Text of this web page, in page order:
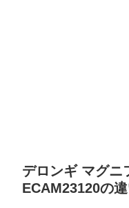
デロンギ マグニ
ECAM23120の